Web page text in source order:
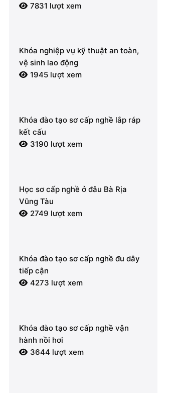
7831 lượt xem
Khóa nghiệp vụ kỹ thuật an toàn,
vệ sinh lao động
1945 lượt xem
Khóa đào tạo sơ cấp nghề lắp ráp
kết cấu
3190 lượt xem
Học sơ cấp nghề ở đâu Bà Rịa
Vũng Tàu
2749 lượt xem
Khóa đào tạo sơ cấp nghề đu dây
tiếp cận
4273 lượt xem
Khóa đào tạo sơ cấp nghề vận
hành nồi hơi
3644 lượt xem